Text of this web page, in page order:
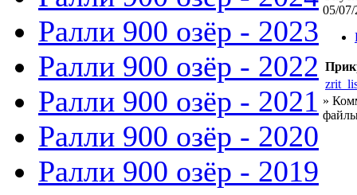
Ралли 900 озёр - 2023
Ралли 900 озёр - 2022
Ралли 900 озёр - 2021
Ралли 900 озёр - 2020
Ралли 900 озёр - 2019
05/
»